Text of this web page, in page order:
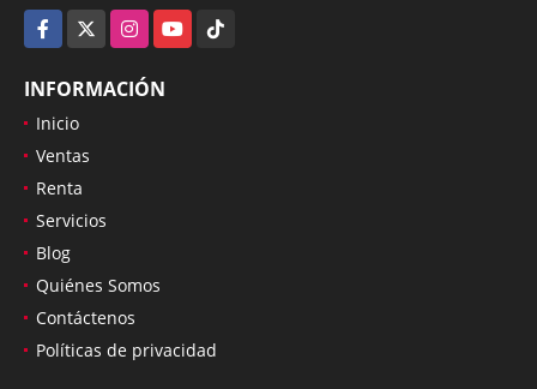
Facebook
InstagramYouTubeTikTok
INFORMACIÓN
Inicio
Ventas
Renta
Servicios
Blog
Quiénes Somos
Contáctenos
Políticas de privacidad